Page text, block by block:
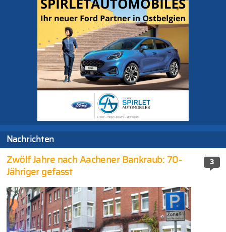
Nachrichten
3
Zwölf Jahre nach Aachener Bankraub: 70-
Jähriger gefasst